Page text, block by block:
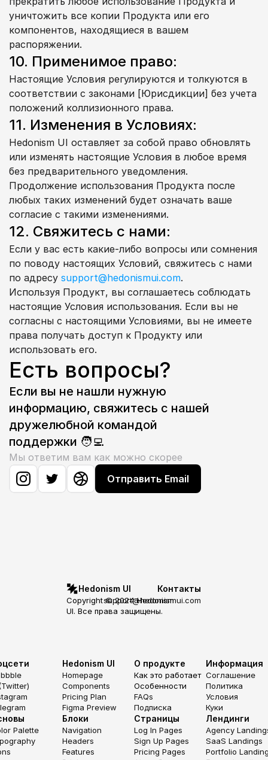
уничтожить все копии Продукта или его
компонентов, находящиеся в вашем
распоряжении.
10. Применимое право:
Настоящие Условия регулируются и толкуются в
соответствии с законами [Юрисдикции] без учета
положений коллизионного права.
11. Изменения в Условиях:
Hedonism UI оставляет за собой право обновлять
или изменять настоящие Условия в любое время
без предварительного уведомления.
Продолжение использования Продукта после
любых таких изменений будет означать ваше
согласие с такими изменениями.
12. Свяжитесь с нами:
Если у вас есть какие-либо вопросы или сомнения
по поводу настоящих Условий, свяжитесь с нами
по адресу support@hedonismui.com.
Используя Продукт, вы соглашаетесь соблюдать
настоящие Условия использования. Если вы не
согласны с настоящими Условиями, вы не имеете
права получать доступ к Продукту или
использовать его.
Есть вопросы?
Если вы не нашли нужную
информацию, свяжитесь с нашей
дружелюбной командой
поддержки 🧑‍💻
Мы ответим вам как можно скорее
Отправить Email
Hedonism UI
Copyright © 2024 Hedonism
UI. Все права защищены.
Palette
Hedonism UI
Homepage
Components
Pricing Plan
Figma Preview
Блоки
Navigation
Headers
Features
О продукте
Как это работает
Особенности
FAQs
Подписка
Страницы
Log In Pages
Sign Up Pages
Pricing Pages
Информация
Соглашение
Политика
Условия
Куки
Лендинги
Agency
SaaS Landings
Portfolio
Контакты
support@hedonismui.com